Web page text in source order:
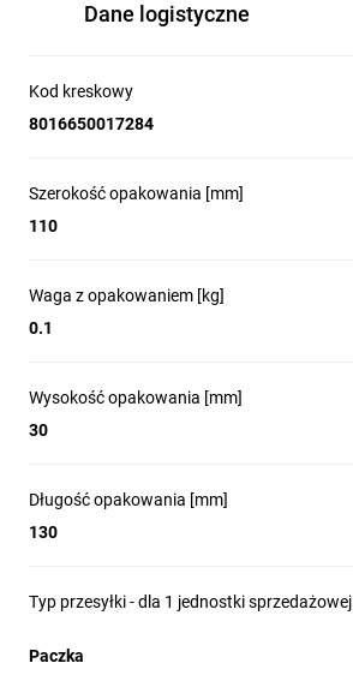
Dane logistyczne
Kod kreskowy
8016650017284
Szerokość opakowania [mm]
110
Waga z opakowaniem [kg]
0.1
Wysokość opakowania [mm]
30
Długość opakowania [mm]
130
Typ przesyłki - dla 1 jednostki sprzedażowej
Paczka